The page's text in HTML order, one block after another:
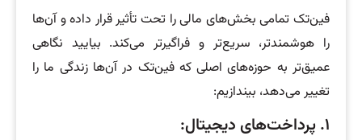
فین‌تک تمامی بخش‌های مالی را تحت تأثیر قرار داده و آن‌ها
را هوشمندتر، سریع‌تر و فراگیرتر می‌کند. بیایید نگاهی
عمیق‌تر به حوزه‌های اصلی که فین‌تک در آن‌ها زندگی ما را
تغییر می‌دهد، بیندازیم:
۱. پرداخت‌های دیجیتال: